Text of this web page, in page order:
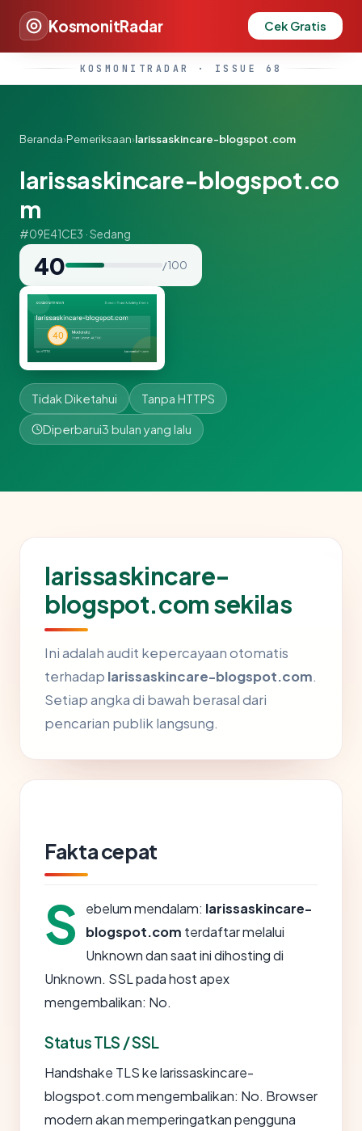
KosmonitRadar Cek Gratis
KOSMONITRADAR · ISSUE 68
Beranda›Pemeriksaan›larissaskincare-blogspot.com
larissaskincare-blogspot.co
m
#09E41CE3 · Sedang
40 / 100
Tidak Diketahui Tanpa HTTPS
Diperbarui3 bulan yang lalu
larissaskincare-
blogspot.com sekilas
Ini adalah audit kepercayaan otomatis
terhadap larissaskincare-blogspot.com.
Setiap angka di bawah berasal dari
pencarian publik langsung.
Fakta cepat
S ebelum mendalam: larissaskincare-
blogspot.com terdaftar melalui
Unknown dan saat ini dihosting di
Unknown. SSL pada host apex
mengembalikan: No.
Status TLS / SSL
Handshake TLS ke larissaskincare-
blogspot.com mengembalikan: No. Browser
modern akan memperingatkan pengguna